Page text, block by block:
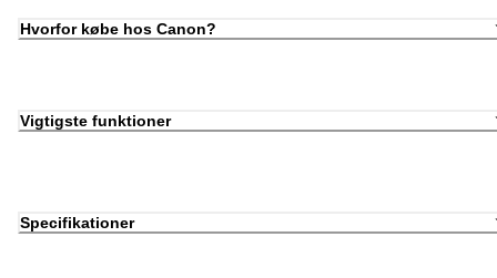
Hvorfor købe hos Canon?
Vigtigste funktioner
Specifikationer